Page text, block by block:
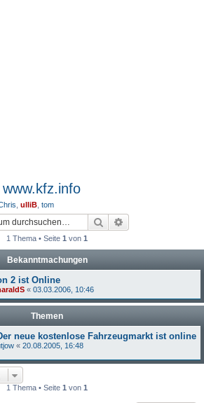
ulliB tom
Suche
1 Thema • Seite 1 von 1
Bekanntmachungen
2 ist Online
« 03.03.2006, 10:46
Themen
neue kostenlose Fahrzeugmarkt ist online
« 20.08.2005, 16:48
1 Thema • Seite 1 von 1